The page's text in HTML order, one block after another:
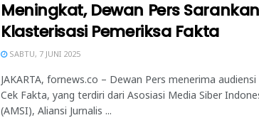
Meningkat, Dewan Pers Sarankan
Klasterisasi Pemeriksa Fakta
SABTU, 7 JUNI 2025
JAKARTA, fornews.co – Dewan Pers menerima audiensi
Cek Fakta, yang terdiri dari Asosiasi Media Siber
(AMSI), Aliansi Jurnalis ...